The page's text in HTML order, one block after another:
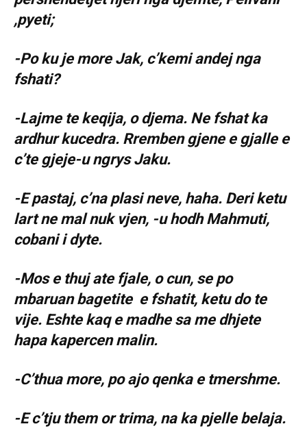
,pyeti;
-Po ku je more Jak, c’kemi andej nga
fshati?
-Lajme te keqija, o djema. Ne fshat ka
ardhur kucedra. Rremben gjene e gjalle e
c’te gjeje-u ngrys Jaku.
-E pastaj, c’na plasi neve, haha. Deri ketu
lart ne mal nuk vjen, -u hodh Mahmuti,
cobani i dyte.
-Mos e thuj ate fjale, o cun, se po
mbaruan bagetite e fshatit, ketu do te
vije. Eshte kaq e madhe sa me dhjete
hapa kapercen malin.
-C’thua more, po ajo qenka e tmershme.
-E c’tju them or trima, na ka pjelle belaja.